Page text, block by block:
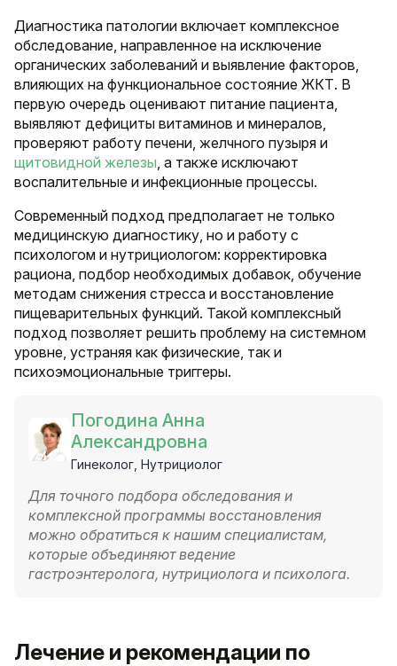
Диагностика патологии включает комплексное
обследование, направленное на исключение
органических заболеваний и выявление факторов,
влияющих на функциональное состояние ЖКТ. В
первую очередь оценивают питание пациента,
выявляют дефициты витаминов и минералов,
проверяют работу печени, желчного пузыря и
щитовидной железы , а также исключают
воспалительные и инфекционные процессы.
Современный подход предполагает не только
медицинскую диагностику, но и работу с
психологом и нутрициологом: корректировка
рациона, подбор необходимых добавок, обучение
методам снижения стресса и восстановление
пищеварительных функций. Такой комплексный
подход позволяет решить проблему на системном
уровне, устраняя как физические, так и
психоэмоциональные триггеры.
Погодина Анна
Александровна
Гинеколог, Нутрициолог
Для точного подбора обследования и
комплексной программы восстановления
можно обратиться к нашим специалистам,
которые объединяют ведение
гастроэнтеролога, нутрициолога и психолога.
Лечение и рекомендации по